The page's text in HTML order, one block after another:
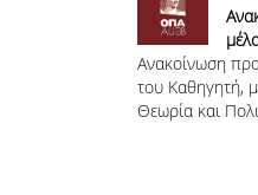
Ανακοίνωση
του Καθηγητή,
Θεωρία και